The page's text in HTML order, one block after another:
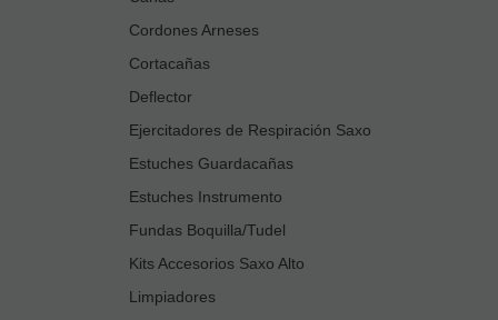
Cordones Arneses
Cortacañas
Deflector
Ejercitadores de Respiración Saxo
Estuches Guardacañas
Estuches Instrumento
Fundas Boquilla/Tudel
Kits Accesorios Saxo Alto
Limpiadores